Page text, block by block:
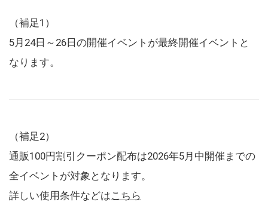
（補足1）
5月24日～26日の開催イベントが最終開催イベントと
なります。
（補足2）
通販100円割引クーポン配布は2026年5月中開催までの
全イベントが対象となります。
詳しい使用条件などはこちら